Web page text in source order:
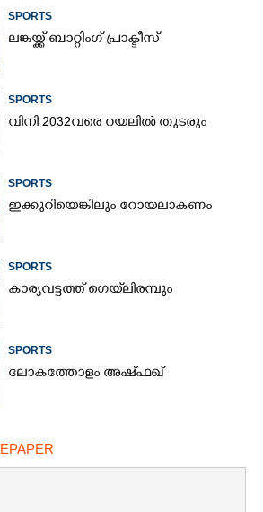
SPORTS
ലങ്കയ്ക്ക് ബാറ്റിംഗ് പ്രാക്ടീസ്
SPORTS
വിനി 2032വരെ റയലിൽ തുടരും
SPORTS
ഇക്കുറിയെങ്കിലും റോയലാകണം
SPORTS
കാര്യവട്ടത്ത് ഗെയ്‌ലിരമ്പും
SPORTS
ലോകത്തോളം അഷ്ഫഖ്
EPAPER